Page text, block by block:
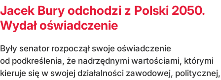
Jacek Bury odchodzi z Polski 2050.
Wydał oświadczenie
Były senator rozpoczął swoje oświadczenie
od podkreślenia, że nadrzędnymi wartościami, którymi
kieruje się w swojej działalności zawodowej, politycznej,